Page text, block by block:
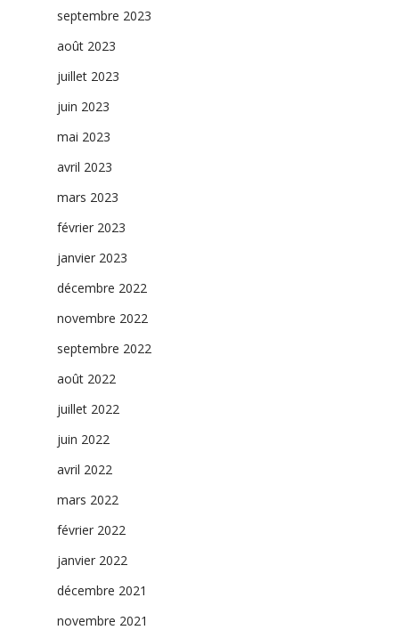
septembre 2023
août 2023
juillet 2023
juin 2023
mai 2023
avril 2023
mars 2023
février 2023
janvier 2023
décembre 2022
novembre 2022
septembre 2022
août 2022
juillet 2022
juin 2022
avril 2022
mars 2022
février 2022
janvier 2022
décembre 2021
novembre 2021